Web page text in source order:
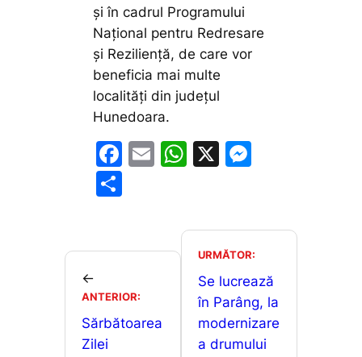
și în cadrul Programului
Național pentru Redresare
și Reziliență, de care vor
beneficia mai multe
localități din județul
Hunedoara.
F
b
o
k
E
W
s
A
p
p
X
s
e
n
g
er
je
a
z
ă
←
ANTERIOR:
Sărbătoarea
Zilei
URMĂTOR:
Se lucrează
în Parâng, la
modernizare
a drumului